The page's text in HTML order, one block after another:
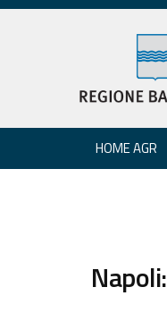
HOME AGR